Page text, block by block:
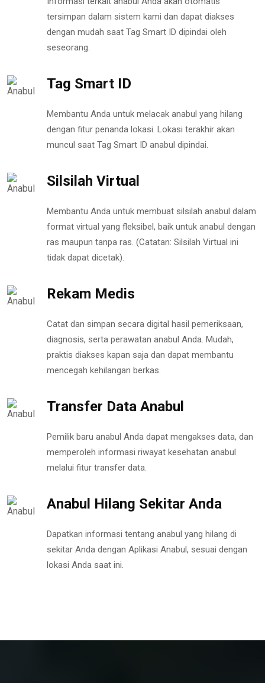
tersimpan dalam sistem kami dan dapat diakses
dengan mudah saat Tag Smart ID dipindai oleh
seseorang.
Tag Smart ID
Membantu Anda untuk melacak anabul yang hilang
dengan fitur penanda lokasi. Lokasi terakhir akan
muncul saat Tag Smart ID anabul dipindai.
Silsilah Virtual
Membantu Anda untuk membuat silsilah anabul dalam
format virtual yang fleksibel, baik untuk anabul dengan
ras maupun tanpa ras. (Catatan: Silsilah Virtual ini
tidak dapat dicetak).
Rekam Medis
Catat dan simpan secara digital hasil pemeriksaan,
diagnosis, serta perawatan anabul Anda. Mudah,
praktis diakses kapan saja dan dapat membantu
mencegah kehilangan berkas.
Transfer Data Anabul
Pemilik baru anabul Anda dapat mengakses data, dan
memperoleh informasi riwayat kesehatan anabul
melalui fitur transfer data.
Anabul Hilang Sekitar Anda
Dapatkan informasi tentang anabul yang hilang di
sekitar Anda dengan Aplikasi Anabul, sesuai dengan
lokasi Anda saat ini.